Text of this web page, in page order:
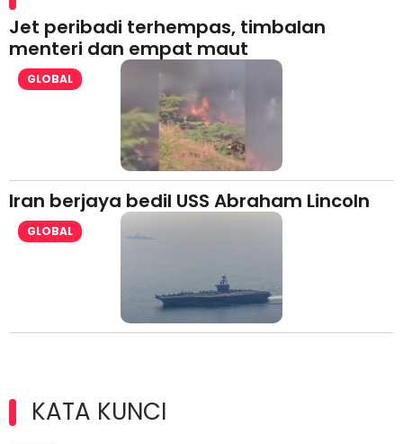
Jet peribadi terhempas, timbalan
menteri dan empat maut
GLOBAL
Iran berjaya bedil USS Abraham Lincoln
GLOBAL
KATA KUNCI